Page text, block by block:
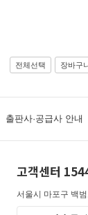
전체선택 장바구
출판사·공급사 안내
고객센터
서울시 마포구 백